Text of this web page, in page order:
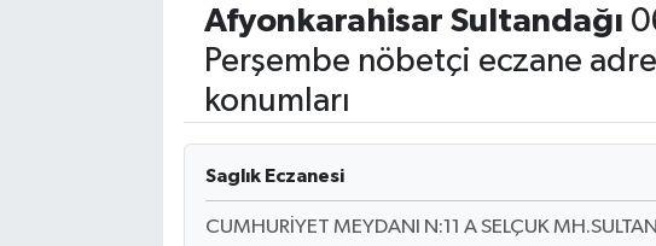
Afyonkarahisar Sultandağı
Perşembe nöbetçi eczane
konumları
Saglık Eczanesi
CUMHURİYET MEYDANI N:11 A SELÇUK